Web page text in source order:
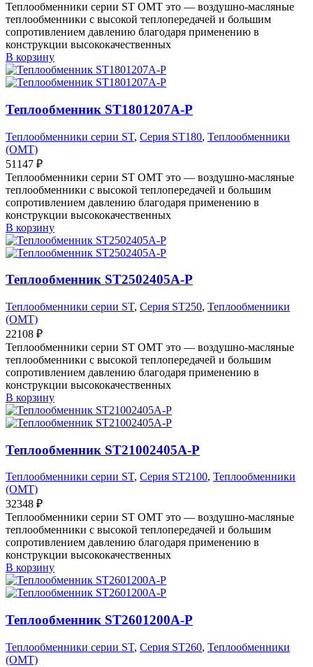
Теплообменники серии ST OMT это — воздушно-масляные
теплообменники с высокой теплопередачей и большим
сопротивлением давлению благодаря применению в
конструкции высококачественных
В корзину
Теплообменник ST1801207A-P
Теплообменники серии ST, Серия ST180, Теплообменники
(OMT)
51147 ₽
Теплообменники серии ST OMT это — воздушно-масляные
теплообменники с высокой теплопередачей и большим
сопротивлением давлению благодаря применению в
конструкции высококачественных
В корзину
Теплообменник ST2502405A-P
Теплообменники серии ST, Серия ST250, Теплообменники
(OMT)
22108 ₽
Теплообменники серии ST OMT это — воздушно-масляные
теплообменники с высокой теплопередачей и большим
сопротивлением давлению благодаря применению в
конструкции высококачественных
В корзину
Теплообменник ST21002405A-P
Теплообменники серии ST, Серия ST2100, Теплообменники
(OMT)
32348 ₽
Теплообменники серии ST OMT это — воздушно-масляные
теплообменники с высокой теплопередачей и большим
сопротивлением давлению благодаря применению в
конструкции высококачественных
В корзину
Теплообменник ST2601200A-P
Теплообменники серии ST, Серия ST260, Теплообменники
(OMT)